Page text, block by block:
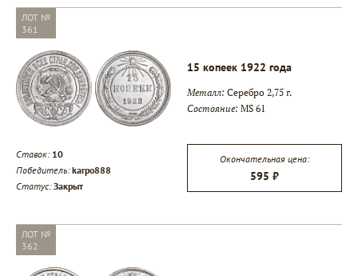
ЛОТ №
361
15 копеек 1922 года
Металл: Серебро 2,75 г.
Состояние: MS 61
Ставок: 10
Победитель: karpo888
Статус:Закрыт
Окончательная цена:
595 ₽
ЛОТ №
362